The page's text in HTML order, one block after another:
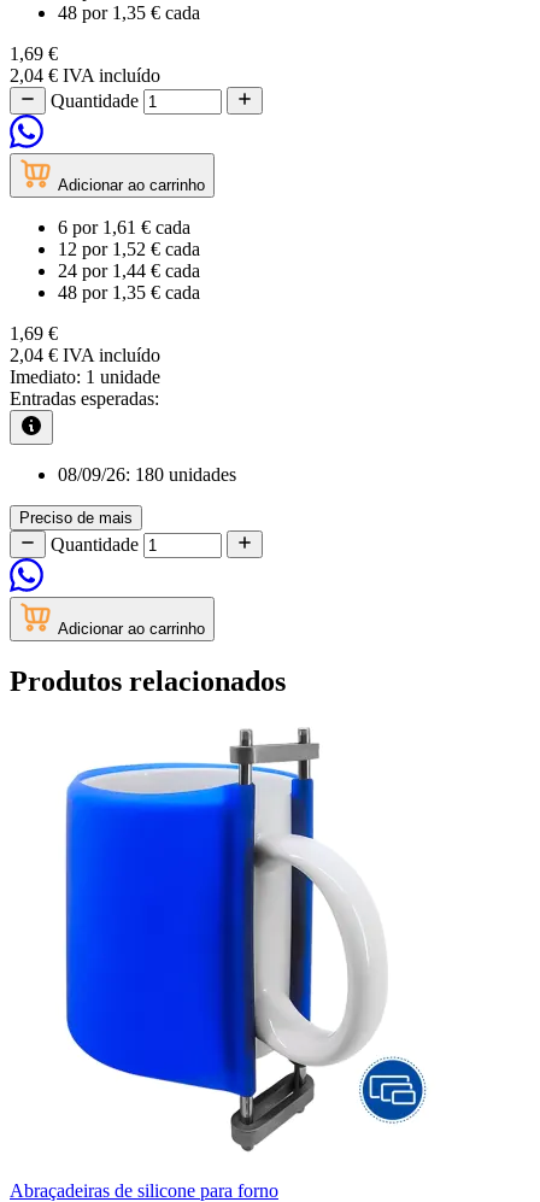
48 por 1,35 € cada
1,69 €
2,04 € IVA incluído
Quantidade
Adicionar ao carrinho
6 por 1,61 € cada
12 por 1,52 € cada
24 por 1,44 € cada
48 por 1,35 € cada
1,69 €
2,04 € IVA incluído
Imediato: 1 unidade
Entradas esperadas:
08/09/26: 180 unidades
Preciso de mais
Quantidade
Adicionar ao carrinho
Produtos relacionados
Abraçadeiras de silicone para forno